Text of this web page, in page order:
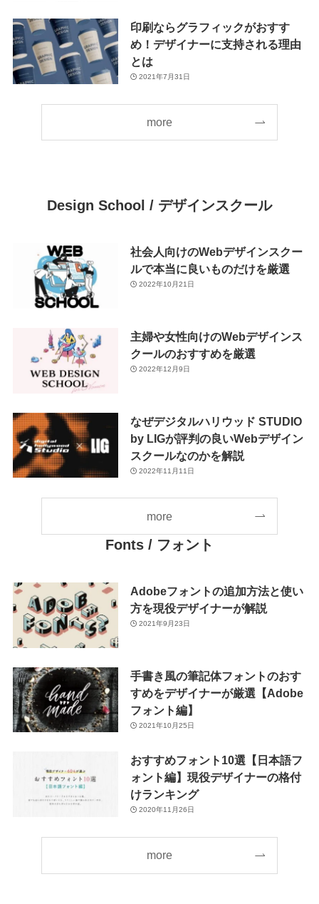
印刷ならグラフィックがおすす
め！デザイナーに支持される理由
とは
2021年7月31日
more
Design School / デザインスクール
社会人向けのWebデザインスクー
ルで本当に良いものだけを厳選
2022年10月21日
主婦や女性向けのWebデザインス
クールのおすすめを厳選
2022年12月9日
なぜデジタルハリウッド STUDIO
by LIGが評判の良いWebデザイン
スクールなのかを解説
2022年11月11日
more
Fonts / フォント
Adobeフォントの追加方法と使い
方を現役デザイナーが解説
2021年9月23日
手書き風の筆記体フォントのおす
すめをデザイナーが厳選【Adobe
フォント編】
2021年10月25日
おすすめフォント10選【日本語フ
ォント編】現役デザイナーの格付
けランキング
2020年11月26日
more